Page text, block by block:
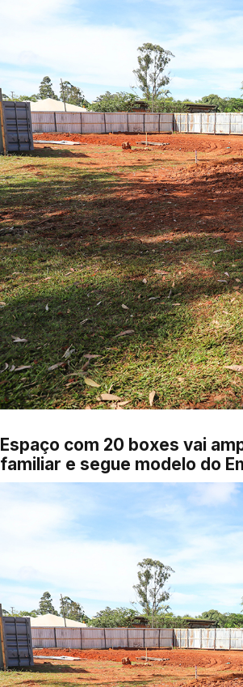
Espaço com 20 boxes vai
familiar e segue modelo do